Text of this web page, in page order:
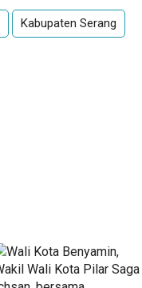
Kabupaten Serang